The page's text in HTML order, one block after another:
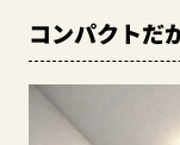
コンパクトだ